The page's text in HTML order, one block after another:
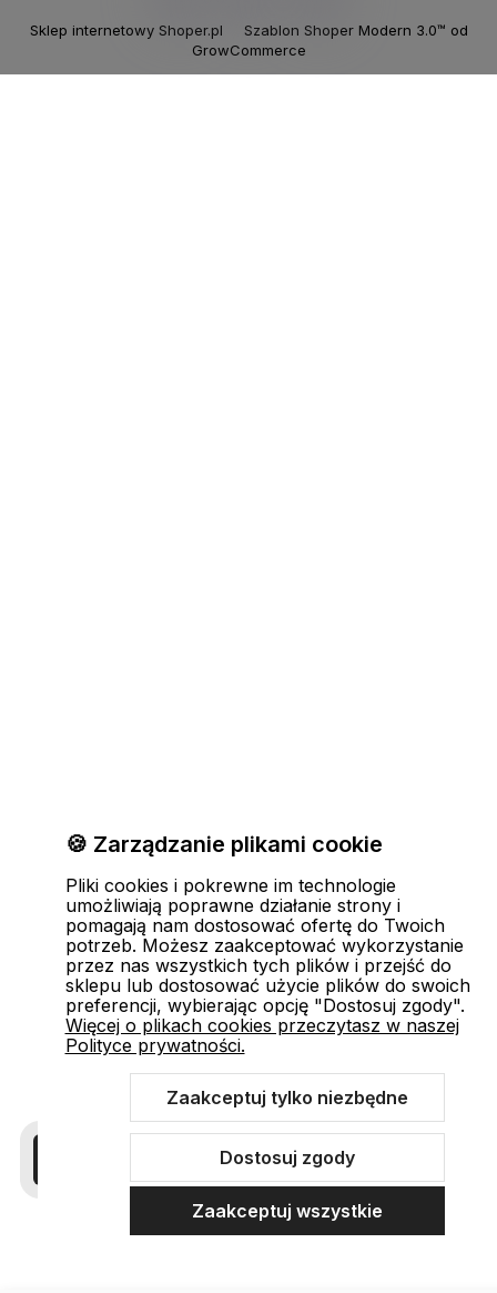
Sklep internetowy Shoper.pl Szablon Shoper Modern 3.0™ od
GrowCommerce
🍪 Zarządzanie plikami cookie
Pliki cookies i pokrewne im technologie
umożliwiają poprawne działanie strony i
pomagają nam dostosować ofertę do Twoich
potrzeb. Możesz zaakceptować wykorzystanie
przez nas wszystkich tych plików i przejść do
sklepu lub dostosować użycie plików do swoich
preferencji, wybierając opcję "Dostosuj zgody".
Więcej o plikach cookies przeczytasz w naszej
Polityce prywatności.
Zaakceptuj tylko niezbędne
Dostosuj zgody
Zaakceptuj wszystkie